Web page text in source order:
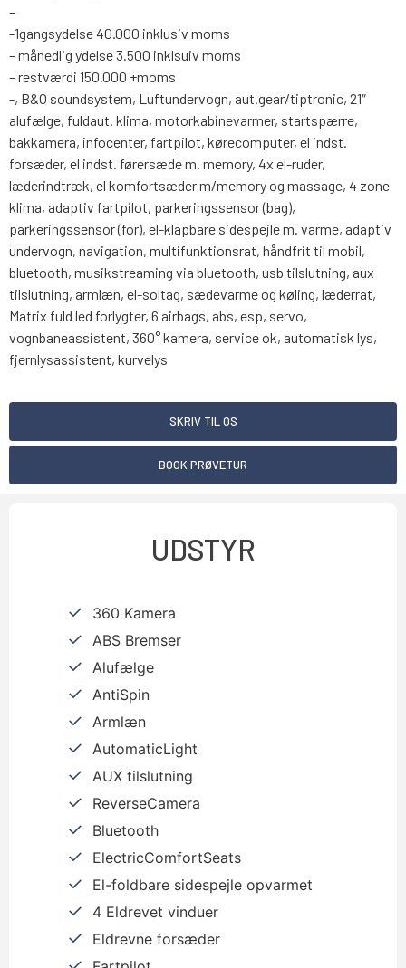
–
-1gangsydelse 40.000 inklusiv moms
– månedlig ydelse 3.500 inklsuiv moms
– restværdi 150.000 +moms
-, B&O soundsystem, Luftundervogn, aut.gear/tiptronic, 21″
alufælge, fuldaut. klima, motorkabinevarmer, startspærre,
bakkamera, infocenter, fartpilot, kørecomputer, el indst.
forsæder, el indst. førersæde m. memory, 4x el-ruder,
læderindtræk, el komfortsæder m/memory og massage, 4 zone
klima, adaptiv fartpilot, parkeringssensor (bag),
parkeringssensor (for), el-klapbare sidespejle m. varme, adaptiv
undervogn, navigation, multifunktionsrat, håndfrit til mobil,
bluetooth, musikstreaming via bluetooth, usb tilslutning, aux
tilslutning, armlæn, el-soltag, sædevarme og køling, læderrat,
Matrix fuld led forlygter, 6 airbags, abs, esp, servo,
vognbaneassistent, 360° kamera, service ok, automatisk lys,
fjernlysassistent, kurvelys
SKRIV TIL OS
BOOK PRØVETUR
UDSTYR
360 Kamera
ABS Bremser
Alufælge
AntiSpin
Armlæn
AutomaticLight
AUX tilslutning
ReverseCamera
Bluetooth
ElectricComfortSeats
El-foldbare sidespejle opvarmet
4 Eldrevet vinduer
Eldrevne forsæder